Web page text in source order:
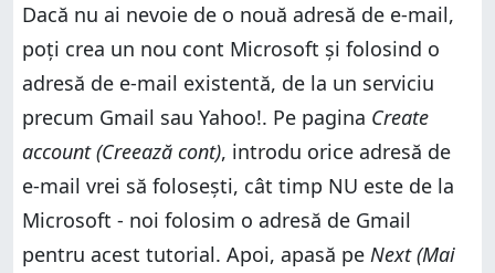
Dacă nu ai nevoie de o nouă adresă de e-mail,
poți crea un nou cont Microsoft și folosind o
adresă de e-mail existentă, de la un serviciu
precum Gmail sau Yahoo!. Pe pagina Create
account (Creează cont), introdu orice adresă de
e-mail vrei să folosești, cât timp NU este de la
Microsoft - noi folosim o adresă de Gmail
pentru acest tutorial. Apoi, apasă pe Next (Mai